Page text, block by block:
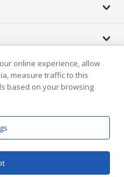
online experience, allow
measure traffic to this
based on your browsing